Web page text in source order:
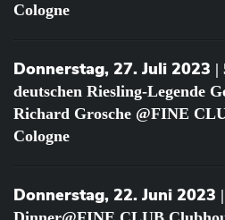
Cologne
Donnerstag, 27. Juli 2023 |
deutschen Riesling-Legende
Richard Grosche @FINE
Cologne
Donnerstag, 22. Juni 2023